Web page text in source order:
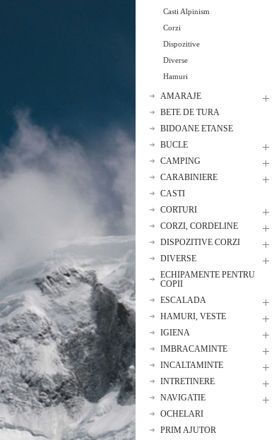
Casti Alpinism
Corzi
Dispozitive
Diverse
Hamuri
AMARAJE
BETE DE TURA
BIDOANE ETANSE
BUCLE
CAMPING
CARABINIERE
CASTI
CORTURI
CORZI, CORDELINE
DISPOZITIVE CORZI
DIVERSE
ECHIPAMENTE PENTRU
COPII
ESCALADA
HAMURI, VESTE
IGIENA
IMBRACAMINTE
INCALTAMINTE
INTRETINERE
NAVIGATIE
OCHELARI
PRIM AJUTOR